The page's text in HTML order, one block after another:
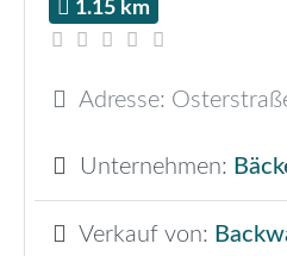
1.15 km
Adresse:
Unternehmen:
Verkauf von: